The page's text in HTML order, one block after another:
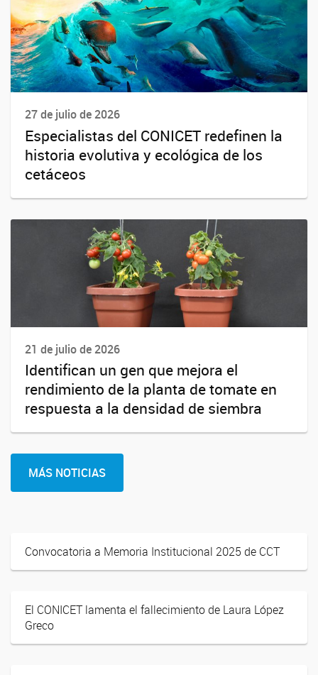
27 de julio de 2026
Especialistas del CONICET redefinen la
historia evolutiva y ecológica de los
cetáceos
21 de julio de 2026
Identifican un gen que mejora el
rendimiento de la planta de tomate en
respuesta a la densidad de siembra
MÁS NOTICIAS
Convocatoria a Memoria Institucional 2025 de CCT
El CONICET lamenta el fallecimiento de Laura López
Greco